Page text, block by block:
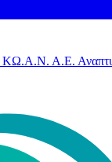
ΚΩ.Α.Ν. Α.Ε.